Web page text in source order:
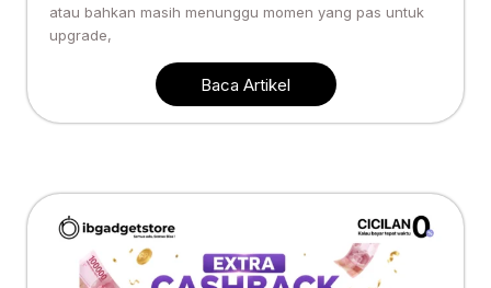
atau bahkan masih menunggu momen yang pas untuk
upgrade,
Baca Artikel